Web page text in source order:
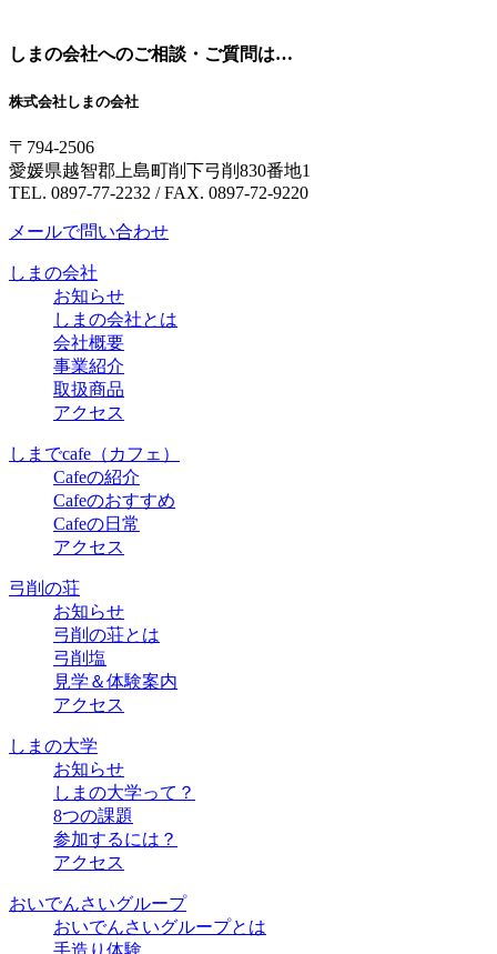
しまの会社へのご相談・ご質問は…
株式会社しまの会社
〒794-2506
愛媛県越智郡上島町削下弓削830番地1
TEL. 0897-77-2232 / FAX. 0897-72-9220
メールで問い合わせ
しまの会社
お知らせ
しまの会社とは
会社概要
事業紹介
取扱商品
アクセス
しまでcafe （カフェ）
Cafeの紹介
Cafeのおすすめ
Cafeの日常
アクセス
弓削の荘
お知らせ
弓削の荘とは
弓削塩
見学＆体験案内
アクセス
しまの大学
お知らせ
しまの大学って？
8つの課題
参加するには？
アクセス
おいでんさいグループ
おいでんさいグループとは
手造り体験